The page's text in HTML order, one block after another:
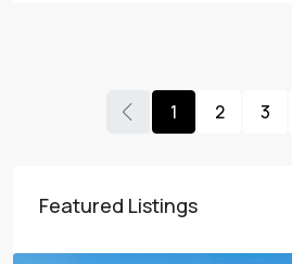
1 2 3
Featured Listings